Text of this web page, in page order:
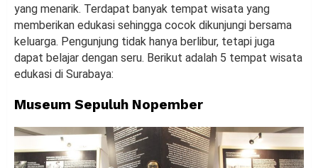
yang menarik. Terdapat banyak tempat wisata yang
memberikan edukasi sehingga cocok dikunjungi bersama
keluarga. Pengunjung tidak hanya berlibur, tetapi juga
dapat belajar dengan seru. Berikut adalah 5 tempat wisata
edukasi di Surabaya:
Museum Sepuluh Nopember